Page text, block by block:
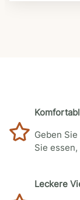
Geben
Sie
Leckere